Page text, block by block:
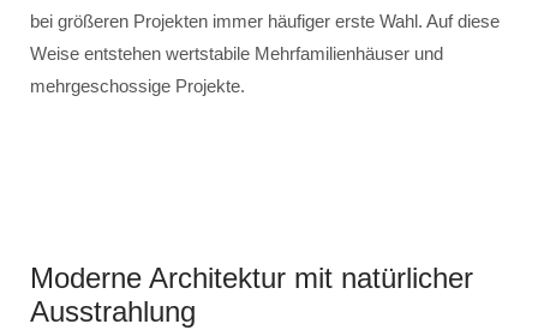
bei größeren Projekten immer häufiger erste Wahl. Auf diese
Weise entstehen wertstabile Mehrfamilienhäuser und
mehrgeschossige Projekte.
Moderne Architektur mit natürlicher
Ausstrahlung